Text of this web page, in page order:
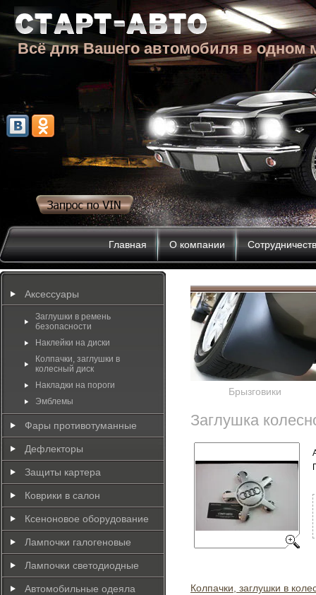
Всё для Вашего автомобиля в одном
Главная О компании
Брызговики
Заглушка
Колпачки, заглушки в
Аксессуары
Заглушки в ремень
безопасности
Наклейки на диски
Колпачки, заглушки в
колесный диск
Накладки на пороги
Эмблемы
Фары противотуманные
Дефлекторы
Защиты картера
Коврики в салон
Ксеноновое оборудование
Лампочки галогеновые
Лампочки светодиодные
Автомобильные одеяла